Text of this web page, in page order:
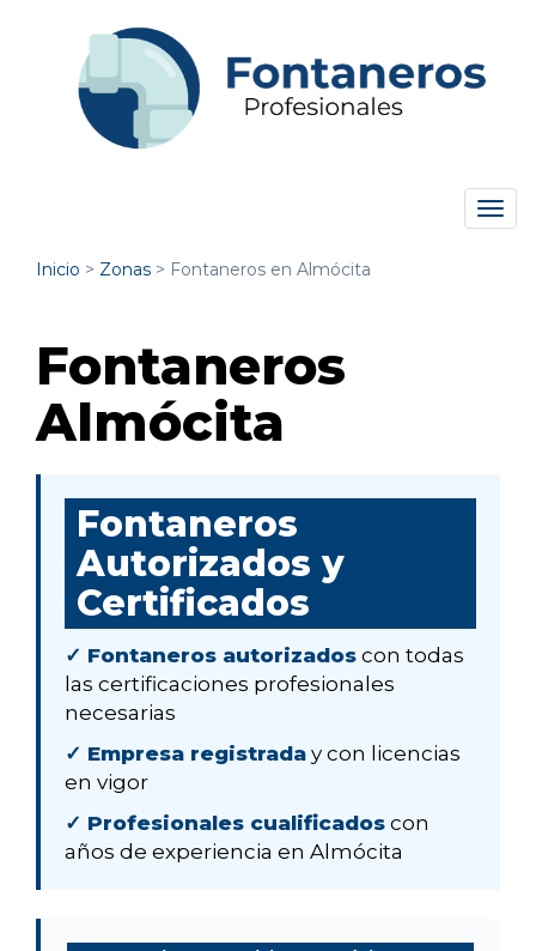
Inicio > Zonas > Fontaneros en Almócita
Fontaneros
Almócita
Fontaneros
Autorizados y
Certificados
✓ Fontaneros autorizados con todas
las certificaciones profesionales
necesarias
✓ Empresa registrada y con licencias
en vigor
✓ Profesionales cualificados con
años de experiencia en Almócita